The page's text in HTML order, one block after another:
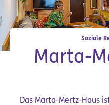
Soziale
Marta-
Das Marta-Mertz-Haus